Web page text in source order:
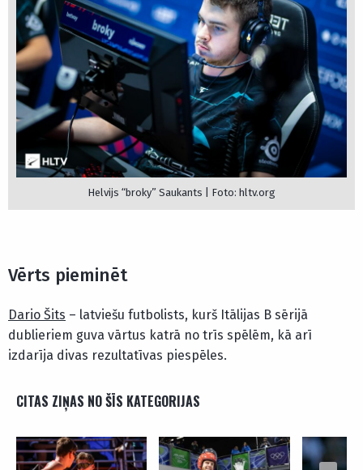
Helvijs “broky” Saukants | Foto: hltv.org
Vērts pieminēt
Dario Šits – latviešu futbolists, kurš Itālijas B sērijā
dublieriem guva vārtus katrā no trīs spēlēm, kā arī
izdarīja divas rezultatīvas piespēles.
CITAS ZIŅAS NO ŠĪS KATEGORIJAS